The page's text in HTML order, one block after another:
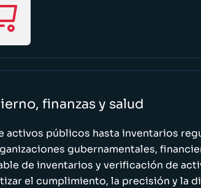
finanzas y salud
activos públicos hasta inventarios
gubernamentales,
de inventarios y verificación de
el cumplimiento, la precisión y la